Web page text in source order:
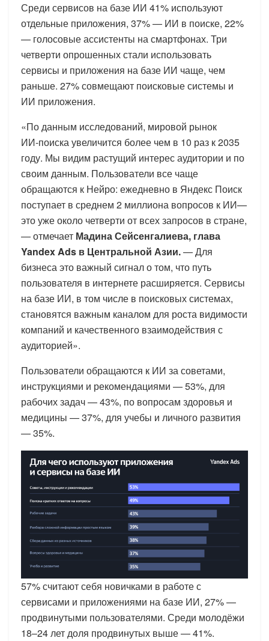
Среди сервисов на базе ИИ 41% используют
отдельные приложения, 37% — ИИ в поиске, 22%
— голосовые ассистенты на смартфонах. Три
четверти опрошенных стали использовать
сервисы и приложения на базе ИИ чаще, чем
раньше. 27% совмещают поисковые системы и
ИИ приложения.
«По данным исследований, мировой рынок
ИИ‑поиска увеличится более чем в 10 раз к 2035
году. Мы видим растущий интерес аудитории и по
своим данным. Пользователи все чаще
обращаются к Нейро: ежедневно в Яндекс Поиск
поступает в среднем 2 миллиона вопросов к ИИ—
это уже около четверти от всех запросов в стране,
— отмечает Мадина Сейсенгалиева, глава
YandexAds в Центральной Азии.— Для
бизнеса это важный сигнал о том, что путь
пользователя в интернете расширяется. Сервисы
на базе ИИ, в том числе в поисковых системах,
становятся важным каналом для роста видимости
компаний и качественного взаимодействия с
аудиторией».
Пользователи обращаются к ИИ за советами,
инструкциями и рекомендациями — 53%, для
рабочих задач — 43%, по вопросам здоровья и
медицины — 37%, для учебы и личного развития
— 35%.
57% считают себя новичками в работе с
сервисами и приложениями на базе ИИ, 27% —
продвинутыми пользователями. Среди молодёжи
18–24 лет доля продвинутых выше — 41%.